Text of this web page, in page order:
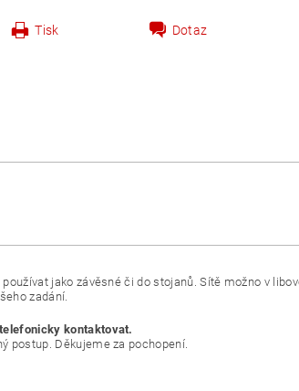
Tisk Dotaz
jako závěsné či do stojanů. Sítě možno v
zadání.
kontaktovat.
postup. Děkujeme za pochopení.